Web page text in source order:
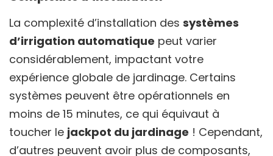
La complexité d’installation des systèmes
d’irrigation automatique peut varier
considérablement, impactant votre
expérience globale de jardinage. Certains
systèmes peuvent être opérationnels en
moins de 15 minutes, ce qui équivaut à
toucher le jackpot du jardinage ! Cependant,
d’autres peuvent avoir plus de composants,